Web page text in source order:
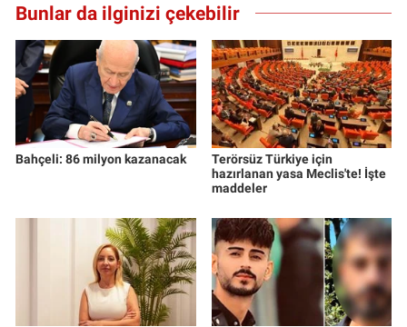
Bunlar da ilginizi çekebilir
Bahçeli: 86 milyon kazanacak
Terörsüz Türkiye için
hazırlanan yasa Meclis'te! İşte
maddeler